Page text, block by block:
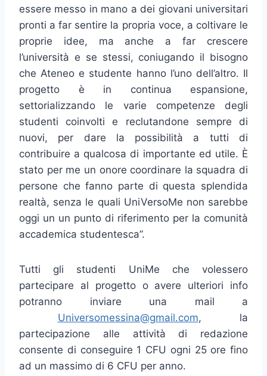
essere messo in mano a dei giovani universitari
pronti a far sentire la propria voce, a coltivare le
proprie idee, ma anche a far crescere
l’università e se stessi, coniugando il bisogno
che Ateneo e studente hanno l’uno dell’altro. Il
progetto è in continua espansione,
settorializzando le varie competenze degli
studenti coinvolti e reclutandone sempre di
nuovi, per dare la possibilità a tutti di
contribuire a qualcosa di importante ed utile. È
stato per me un onore coordinare la squadra di
persone che fanno parte di questa splendida
realtà, senza le quali UniVersoMe non sarebbe
oggi un un punto di riferimento per la comunità
accademica studentesca”.
Tutti gli studenti UniMe che volessero
partecipare al progetto o avere ulteriori info
potranno inviare una mail a
Universomessina@gmail.com, la
partecipazione alle attività di redazione
consente di conseguire 1 CFU ogni 25 ore fino
ad un massimo di 6 CFU per anno.